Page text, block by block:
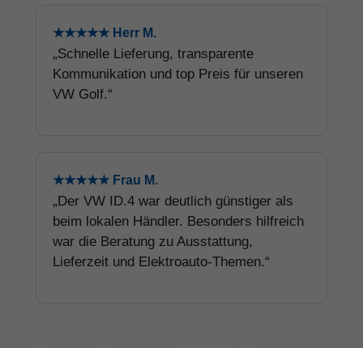
★★★★★ Herr M.
„Schnelle Lieferung, transparente
Kommunikation und top Preis für unseren
VW Golf.“
★★★★★ Frau M.
„Der VW ID.4 war deutlich günstiger als
beim lokalen Händler. Besonders hilfreich
war die Beratung zu Ausstattung,
Lieferzeit und Elektroauto-Themen.“